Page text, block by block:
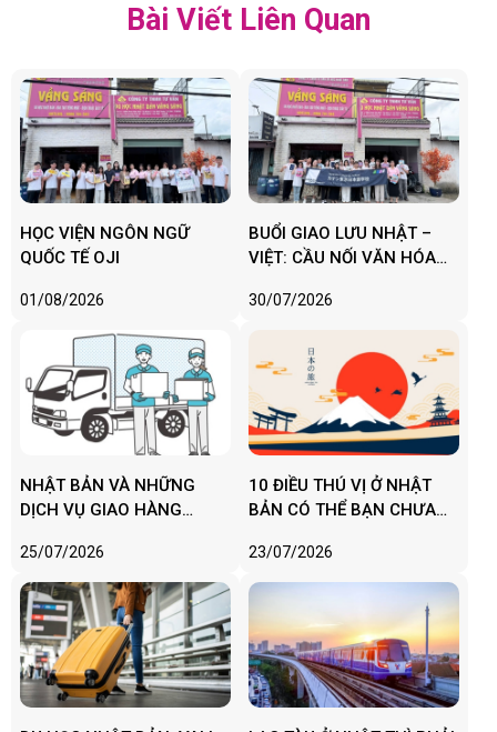
Bài Viết Liên Quan
HỌC VIỆN NGÔN NGỮ
QUỐC TẾ OJI
01/08/2026
BUỔI GIAO LƯU NHẬT –
VIỆT: CẦU NỐI VĂN HÓA
30/07/2026
NHẬT BẢN VÀ NHỮNG
DỊCH VỤ GIAO HÀNG
25/07/2026
10 ĐIỀU THÚ VỊ Ở NHẬT
BẢN CÓ THỂ BẠN CHƯA
23/07/2026